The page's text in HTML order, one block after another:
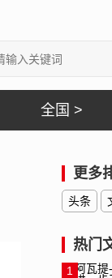
全国 >
更多
头条
热门
1